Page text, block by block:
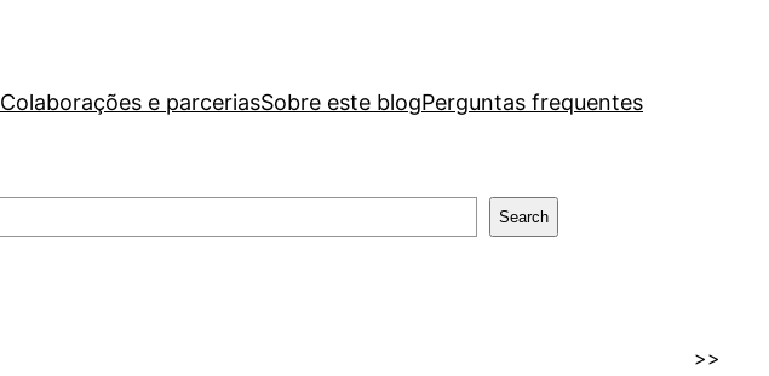
Colaborações e parceriasSobre este blogPerguntas frequentes
Search
>>